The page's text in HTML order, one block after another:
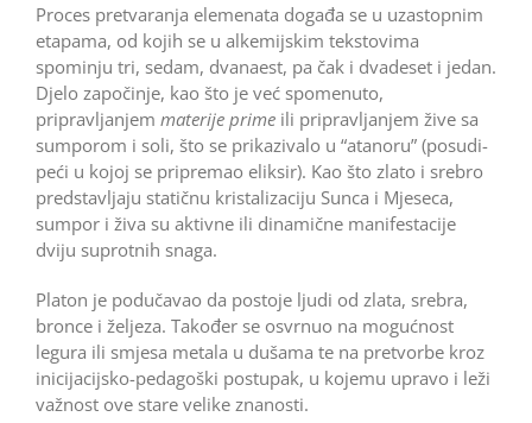
Proces pretvaranja elemenata događa se u uzastopnim
etapama, od kojih se u alkemijskim tekstovima
spominju tri, sedam, dvanaest, pa čak i dvadeset i jedan.
Djelo započinje, kao što je već spomenuto,
pripravljanjem materije prime ili pripravljanjem žive sa
sumporom i soli, što se prikazivalo u “atanoru” (posudi-
peći u kojoj se pripremao eliksir). Kao što zlato i srebro
predstavljaju statičnu kristalizaciju Sunca i Mjeseca,
sumpor i živa su aktivne ili dinamične manifestacije
dviju suprotnih snaga.
Platon je podučavao da postoje ljudi od zlata, srebra,
bronce i željeza. Također se osvrnuo na mogućnost
legura ili smjesa metala u dušama te na pretvorbe kroz
inicijacijsko-pedagoški postupak, u kojemu upravo i leži
važnost ove stare velike znanosti.